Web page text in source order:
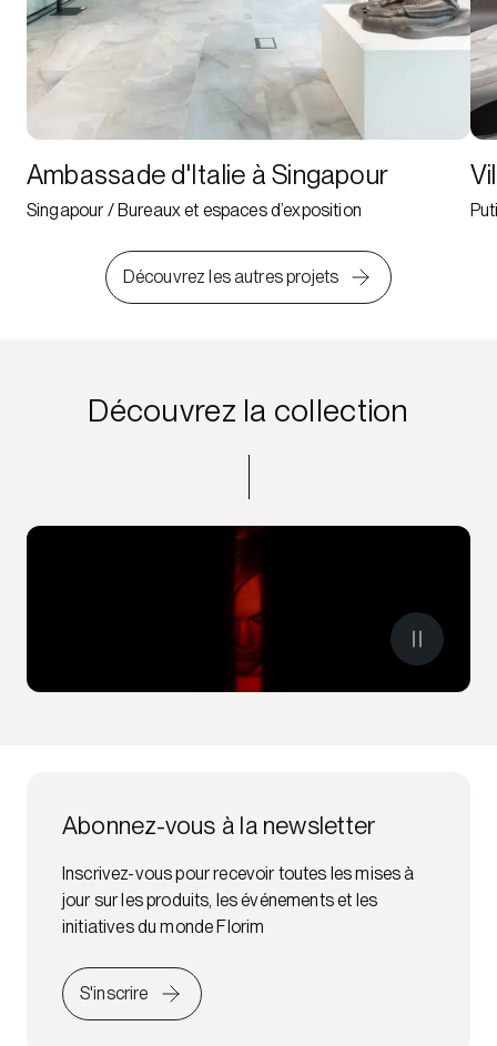
Ambassade d'Italie à Singapour
Singapour / Bureaux et espaces d’exposition
Découvrez les autres projets
Découvrez la collection
Abonnez-vous à la newsletter
Inscrivez-vous pour recevoir toutes les mises à
jour sur les produits, les événements et les
initiatives du monde Florim
S'inscrire